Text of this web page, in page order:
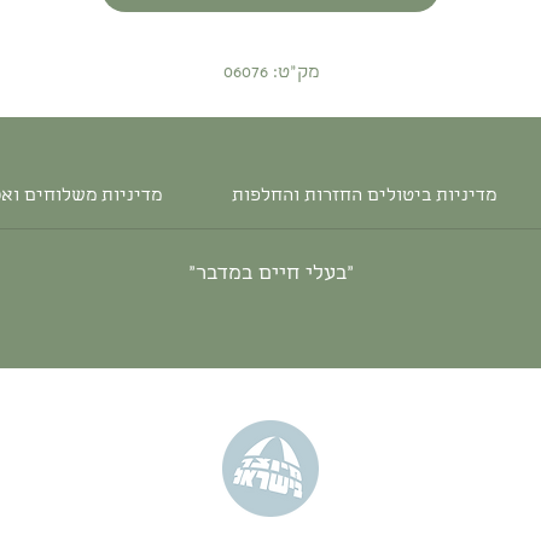
מק"ט: 06076
מדיניות משלוחים מדיניות ביטולים החזרות והחלפות
״בעלי חיים במדבר״